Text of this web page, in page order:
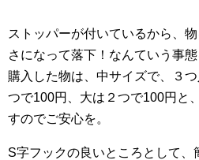
ストッパーが付いているから、
さになって落下！なんていう事
購入した物は、中サイズで、３
つで100円、大は２つで100円と
すのでご安心を。
S字フックの良いところとして、